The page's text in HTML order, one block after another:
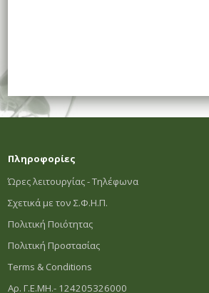
Πληροφορίες
Ώρες λειτουργίας - Τηλέφωνα
Σχετικά με τον Σ.Φ.Η.Π.
Πολιτική Ποιότητας
Πολιτική Προστασίας
Terms & Conditions
Αρ. Γ.Ε.ΜΗ.- 124205326000